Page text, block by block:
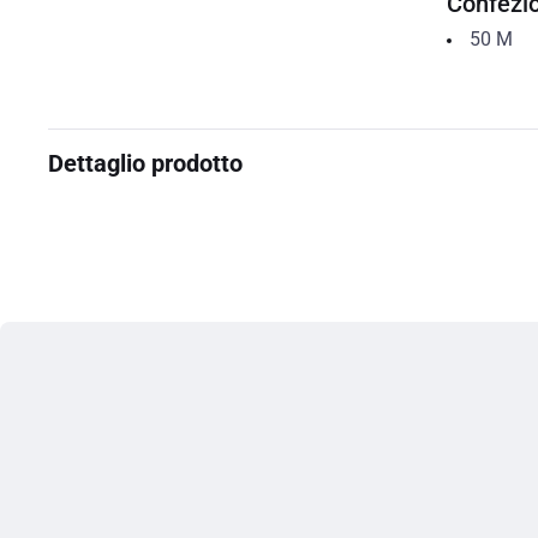
50 M
Dettaglio prodotto